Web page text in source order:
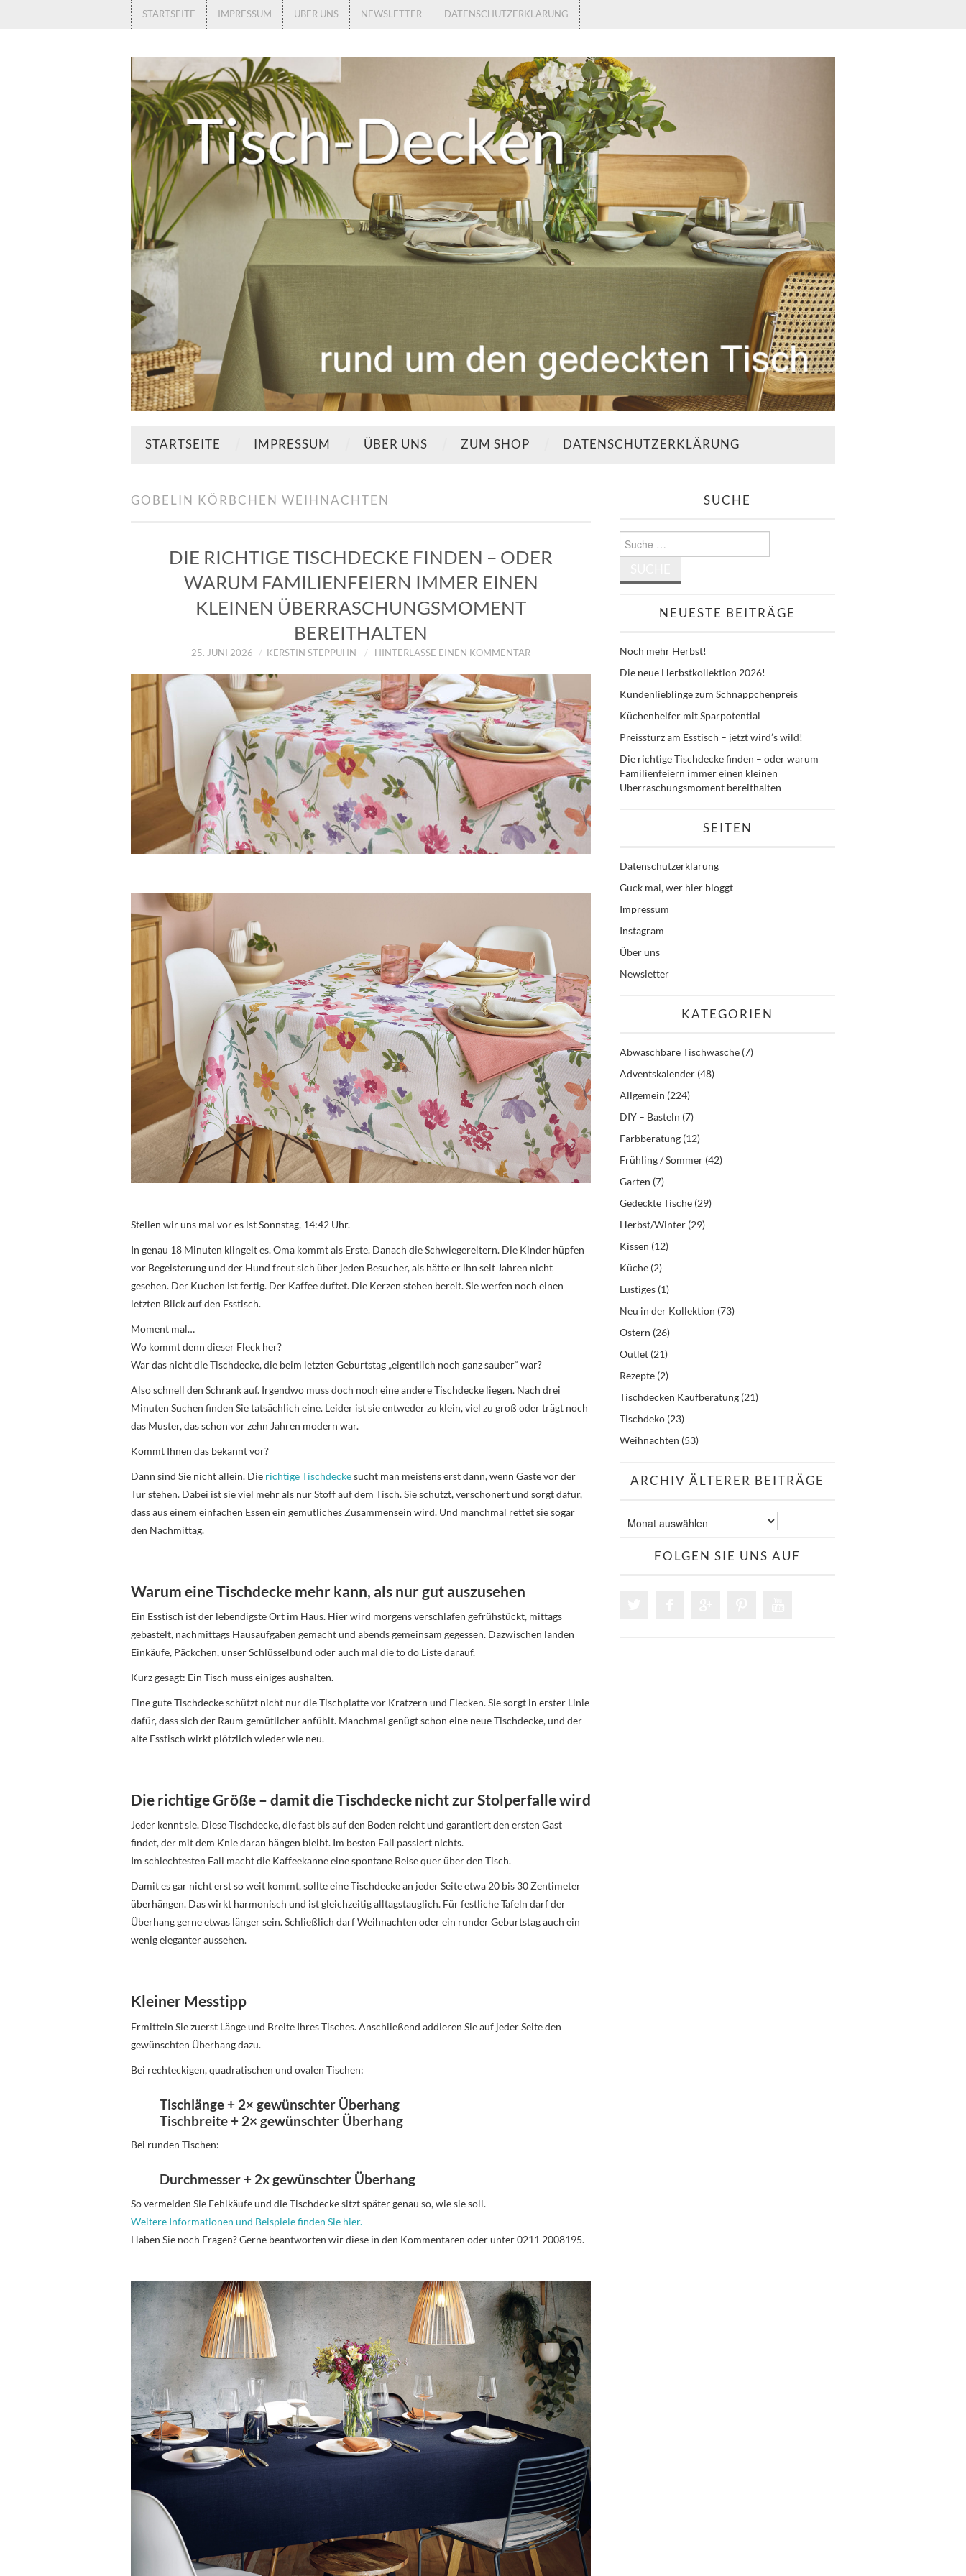
STARTSEITE IMPRESSUM ÜBER UNS NEWSLETTER DATENSCHUTZERKLÄRUNG
STARTSEITE IMPRESSUM ÜBER UNS ZUM SHOP DATENSCHUTZERKLÄRUNG
GOBELIN KÖRBCHEN WEIHNACHTEN
DIE RICHTIGE TISCHDECKE FINDEN – ODER
WARUM FAMILIENFEIERN IMMER EINEN
KLEINEN ÜBERRASCHUNGSMOMENT
BEREITHALTEN
25. JUNI 2026 KERSTIN STEPPUHN HINTERLASSE EINEN KOMMENTAR
Stellen wir uns mal vor es ist Sonnstag, 14:42 Uhr.
In genau 18 Minuten klingelt es. Oma kommt als Erste. Danach die Schwiegereltern. Die Kinder hüpfen
vor Begeisterung und der Hund freut sich über jeden Besucher, als hätte er ihn seit Jahren nicht
gesehen. Der Kuchen ist fertig. Der Kaffee duftet. Die Kerzen stehen bereit. Sie werfen noch einen
letzten Blick auf den Esstisch.
Moment mal…
Wo kommt denn dieser Fleck her?
War das nicht die Tischdecke, die beim letzten Geburtstag „eigentlich noch ganz sauber“ war?
Also schnell den Schrank auf. Irgendwo muss doch noch eine andere Tischdecke liegen. Nach drei
Minuten Suchen finden Sie tatsächlich eine. Leider ist sie entweder zu klein, viel zu groß oder trägt noch
das Muster, das schon vor zehn Jahren modern war.
Kommt Ihnen das bekannt vor?
Dann sind Sie nicht allein. Die richtige Tischdeckesucht man meistens erst dann, wenn Gäste vor der
Tür stehen. Dabei ist sie viel mehr als nur Stoff auf dem Tisch. Sie schützt, verschönert und sorgt dafür,
dass aus einem einfachen Essen ein gemütliches Zusammensein wird. Und manchmal rettet sie sogar
den Nachmittag.
Warum eine Tischdecke mehr kann, als nur gut auszusehen
Ein Esstisch ist der lebendigste Ort im Haus. Hier wird morgens verschlafen gefrühstückt, mittags
gebastelt, nachmittags Hausaufgaben gemacht und abends gemeinsam gegessen. Dazwischen landen
Einkäufe, Päckchen, unser Schlüsselbund oder auch mal die to do Liste darauf.
Kurz gesagt: Ein Tisch muss einiges aushalten.
Eine gute Tischdecke schützt nicht nur die Tischplatte vor Kratzern und Flecken. Sie sorgt in erster Linie
dafür, dass sich der Raum gemütlicher anfühlt. Manchmal genügt schon eine neue Tischdecke, und der
alte Esstisch wirkt plötzlich wieder wie neu.
Die richtige Größe – damit die Tischdecke nicht zur Stolperfalle wird
Jeder kennt sie. Diese Tischdecke, die fast bis auf den Boden reicht und garantiert den ersten Gast
findet, der mit dem Knie daran hängen bleibt. Im besten Fall passiert nichts.
Im schlechtesten Fall macht die Kaffeekanne eine spontane Reise quer über den Tisch.
Damit es gar nicht erst so weit kommt, sollte eine Tischdecke an jeder Seite etwa 20 bis 30 Zentimeter
überhängen. Das wirkt harmonisch und ist gleichzeitig alltagstauglich. Für festliche Tafeln darf der
Überhang gerne etwas länger sein. Schließlich darf Weihnachten oder ein runder Geburtstag auch ein
wenig eleganter aussehen.
Kleiner Messtipp
Ermitteln Sie zuerst Länge und Breite Ihres Tisches. Anschließend addieren Sie auf jeder Seite den
gewünschten Überhang dazu.
Bei rechteckigen, quadratischen und ovalen Tischen:
Tischlänge + 2× gewünschter Überhang
Tischbreite + 2× gewünschter Überhang
Bei runden Tischen:
Durchmesser + 2x gewünschter Überhang
So vermeiden Sie Fehlkäufe und die Tischdecke sitzt später genau so, wie sie soll.
Weitere Informationen und Beispiele finden Sie hier.
Haben Sie noch Fragen? Gerne beantworten wir diese in den Kommentaren oder unter 0211 2008195.
SUCHE
Suche
nach:
NEUESTE BEITRÄGE
Noch mehr Herbst!
Die neue Herbstkollektion 2026!
Kundenlieblinge zum Schnäppchenpreis
Küchenhelfer mit Sparpotential
Preissturz am Esstisch – jetzt wird’s wild!
Die richtige Tischdecke finden – oder warum
Familienfeiern immer einen kleinen
Überraschungsmoment bereithalten
SEITEN
Datenschutzerklärung
Guck mal, wer hier bloggt
Impressum
Instagram
Über uns
Newsletter
KATEGORIEN
Abwaschbare Tischwäsche (7)
Adventskalender (48)
Allgemein (224)
DIY – Basteln (7)
Farbberatung (12)
Frühling / Sommer (42)
Garten (7)
Gedeckte Tische (29)
Herbst/Winter (29)
Kissen (12)
Küche (2)
Lustiges (1)
Neu in der Kollektion (73)
Ostern (26)
Outlet (21)
Rezepte (2)
Tischdecken Kaufberatung (21)
Tischdeko (23)
Weihnachten (53)
ARCHIV ÄLTERER BEITRÄGE
Archiv
älterer
FOLGEN SIE UNS AUF